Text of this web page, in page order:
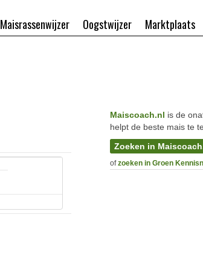
Marktplaats
Oogstwijzer
Maisrassenwijzer
Maiscoach.nl is de
helpt de beste mais te
Zoeken in
ofzoeken in Groen